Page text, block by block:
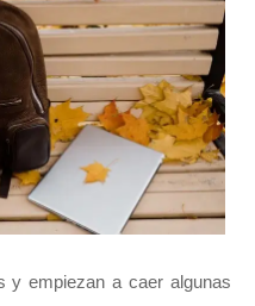
y empiezan a caer algunas